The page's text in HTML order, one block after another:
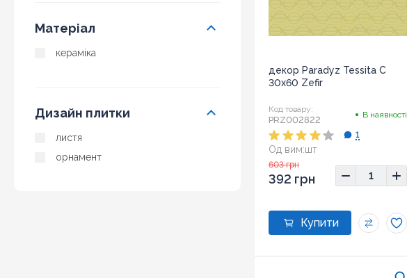
Матеріал
кераміка
Дизайн плитки
листя
орнамент
декор Paradyz Tessita C
30x60 Zefir
Код товару:
PRZ002822 В наявності
Од вим:шт
Розмір:
1
603 грн
392 грн